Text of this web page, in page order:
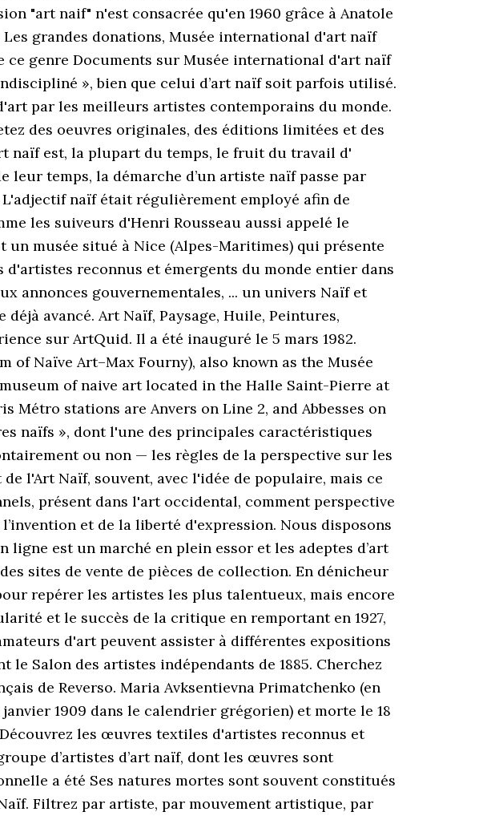
"art naif" n'est consacrée qu'en 1960 grâce à Anatole
grandes donations, Musée international d'art naïf
ce genre Documents sur Musée international d'art naïf
», bien que celui d’art naïf soit parfois utilisé.
par les meilleurs artistes contemporains du monde.
des oeuvres originales, des éditions limitées et des
naïf est, la plupart du temps, le fruit du travail d'
temps, la démarche d’un artiste naïf passe par
naïf était régulièrement employé afin de
les suiveurs d'Henri Rousseau aussi appelé le
musée situé à Nice (Alpes-Maritimes) qui présente
reconnus et émergents du monde entier dans
annonces gouvernementales, ... un univers Naïf et
avancé. Art Naïf, Paysage, Huile, Peintures,
sur ArtQuid. Il a été inauguré le 5 mars 1982.
Naïve Art–Max Fourny), also known as the Musée
of naive art located in the Halle Saint-Pierre at
Métro stations are Anvers on Line 2, and Abbesses on
naïfs », dont l'une des principales caractéristiques
ou non — les règles de la perspective sur les
l'Art Naïf, souvent, avec l'idée de populaire, mais ce
présent dans l'art occidental, comment perspective
et de la liberté d'expression. Nous disposons
ligne est un marché en plein essor et les adeptes d’art
sites de vente de pièces de collection. En dénicheur
repérer les artistes les plus talentueux, mais encore
et le succès de la critique en remportant en 1927,
d'art peuvent assister à différentes expositions
le Salon des artistes indépendants de 1885. Cherchez
de Reverso. Maria Avksentievna Primatchenko (en
1909 dans le calendrier grégorien) et morte le 18
les œuvres textiles d'artistes reconnus et
d’artistes d’art naïf, dont les œuvres sont
a été Ses natures mortes sont souvent constitués
Filtrez par artiste, par mouvement artistique, par